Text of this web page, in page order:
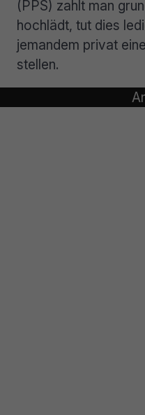
(PPS) zahlt man
hochlädt, tut dies
jemandem privat
stellen.